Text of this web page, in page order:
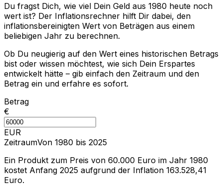
Du fragst Dich, wie viel Dein Geld aus 1980 heute noch
wert ist? Der Inflationsrechner hilft Dir dabei, den
inflationsbereinigten Wert von Beträgen aus einem
beliebigen Jahr zu berechnen.
Ob Du neugierig auf den Wert eines historischen Betrags
bist oder wissen möchtest, wie sich Dein Erspartes
entwickelt hätte – gib einfach den Zeitraum und den
Betrag ein und erfahre es sofort.
Betrag
€
EUR
ZeitraumVon 1980 bis 2025
Ein Produkt zum Preis von 60.000 Euro im Jahr 1980
kostet Anfang 2025 aufgrund der Inflation 163.528,41
Euro.